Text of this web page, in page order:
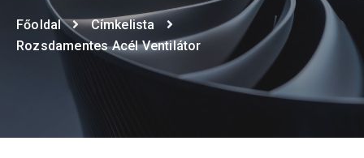
Főoldal
Címkelista
Rozsdamentes Acél Ventilátor